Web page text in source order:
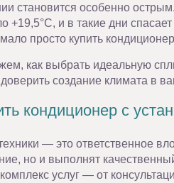
становится особенно
+19,5°С, и в такие дни
просто купить
как выбрать идеальную
создание климата в
кондиционер с
— это ответственное
но и выполнят
услуг — от